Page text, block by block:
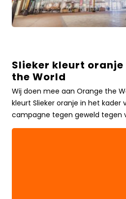
Slieker
kleurt
oranje
voor
Orange
Slieker kleurt
the World
Wij doen mee aan Orange the
kleurt Slieker oranje in het kader
campagne tegen geweld tegen